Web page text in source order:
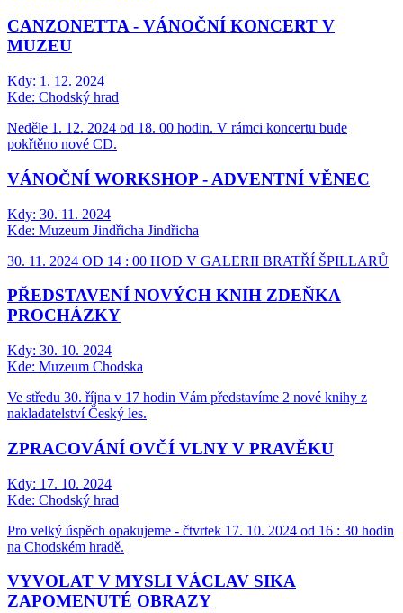
CANZONETTA - VÁNOČNÍ KONCERT V
MUZEU
Kdy: 1. 12. 2024
Kde: Chodský hrad
Neděle 1. 12. 2024 od 18. 00 hodin. V rámci koncertu bude
pokřtěno nové CD.
VÁNOČNÍ WORKSHOP - ADVENTNÍ VĚNEC
Kdy: 30. 11. 2024
Kde: Muzeum Jindřicha Jindřicha
30. 11. 2024 OD 14 : 00 HOD V GALERII BRATŘÍ ŠPILLARŮ
PŘEDSTAVENÍ NOVÝCH KNIH ZDEŇKA
PROCHÁZKY
Kdy: 30. 10. 2024
Kde: Muzeum Chodska
Ve středu 30. října v 17 hodin Vám představíme 2 nové knihy z
nakladatelství Český les.
ZPRACOVÁNÍ OVČÍ VLNY V PRAVĚKU
Kdy: 17. 10. 2024
Kde: Chodský hrad
Pro velký úspěch opakujeme - čtvrtek 17. 10. 2024 od 16 : 30 hodin
na Chodském hradě.
VYVOLAT V MYSLI VÁCLAV SIKA
ZAPOMENUTÉ OBRAZY